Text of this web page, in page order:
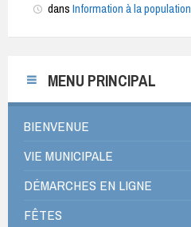
dans Information à la population
MENU PRINCIPAL
BIENVENUE
VIE MUNICIPALE
DÉMARCHES EN LIGNE
FÊTES